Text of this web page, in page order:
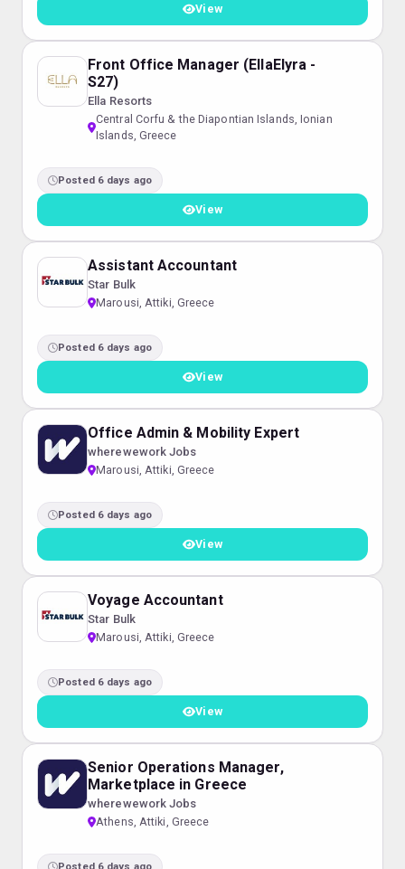
View
Front Office Manager (EllaElyra -
S27)
Ella Resorts
Central Corfu & the Diapontian Islands, Ionian
Islands, Greece
Posted 6 days ago
View
Assistant Accountant
Star Bulk
Marousi, Attiki, Greece
Posted 6 days ago
View
Office Admin & Mobility Expert
wherewework Jobs
Marousi, Attiki, Greece
Posted 6 days ago
View
Voyage Accountant
Star Bulk
Marousi, Attiki, Greece
Posted 6 days ago
View
Senior Operations Manager,
Marketplace in Greece
wherewework Jobs
Athens, Attiki, Greece
Posted 6 days ago